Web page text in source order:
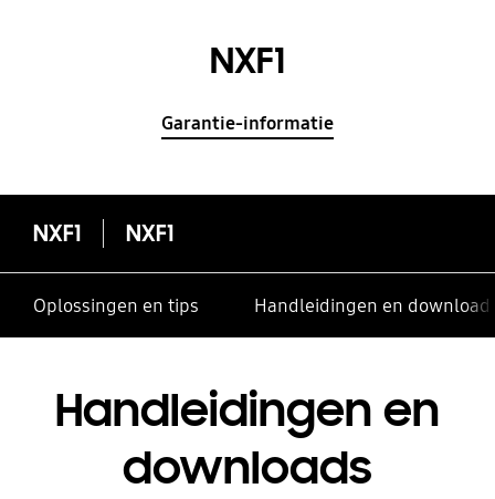
NXF1
Garantie-informatie
NXF1 NXF1
Oplossingen en tips Handleidingen en
Handleidingen en
downloads